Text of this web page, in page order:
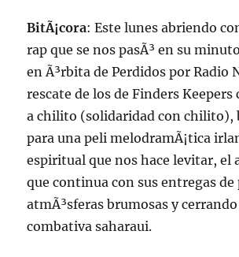
BitÃ¡cora: Este lunes abriendo
rap que se nos pasÃ³ en su
en Ã³rbita de Perdidos por Radio
rescate de los de Finders Keepers
a chilito (solidaridad con chilito),
para una peli melodramÃ¡tica
espiritual que nos hace levitar, el
que continua con sus entregas de
atmÃ³sferas brumosas y
combativa saharaui.